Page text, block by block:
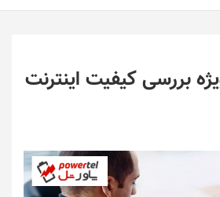
بررسی کیفیت اینترنت